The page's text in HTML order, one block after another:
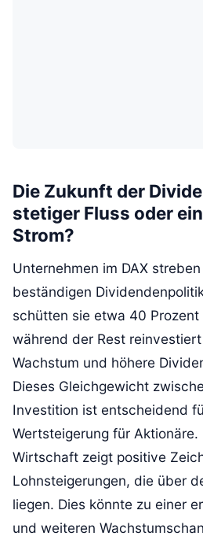
Die Zukunft der
stetiger Fluss oder
Strom?
Unternehmen im DAX
beständigen
schütten sie etwa 40 Prozent
während der Rest
Wachstum und höhere
Dieses Gleichgewicht
Investition ist entscheidend
Wertsteigerung für Aktionäre.
Wirtschaft zeigt positive
Lohnsteigerungen, die über
liegen. Dies könnte zu einer
und weiteren